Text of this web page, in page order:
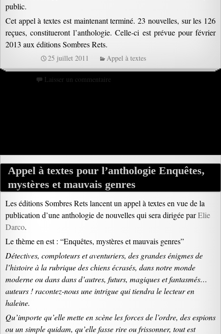
public.
Cet appel à textes est maintenant terminé. 23 nouvelles, sur les 126
reçues, constitueront l’anthologie. Celle-ci est prévue pour février
2013 aux éditions Sombres Rets.
25 juillet 2011 Appel à textes
Laisser un commentaire
Appel à textes pour l’anthologie Enquêtes,
mystères et mauvais genres
Les éditions Sombres Rets lancent un appel à textes en vue de la
publication d’une anthologie de nouvelles qui sera dirigée parElie
Darco.
Le thème en est : “Enquêtes, mystères et mauvais genres”
Détectives, comploteurs et aventuriers, des grandes énigmes de
l’histoire à la rubrique des chiens écrasés, dans notre monde
moderne ou dans dans d’autres, futurs, magiques et fantasmés…
auteurs ! racontez-nous une intrigue qui tiendra le lecteur en
haleine.
Qu’importe qu’elle mette en scène les forces de l’ordre, des espions
ou un simple quidam, qu’elle fasse rire ou frissonner, tout est